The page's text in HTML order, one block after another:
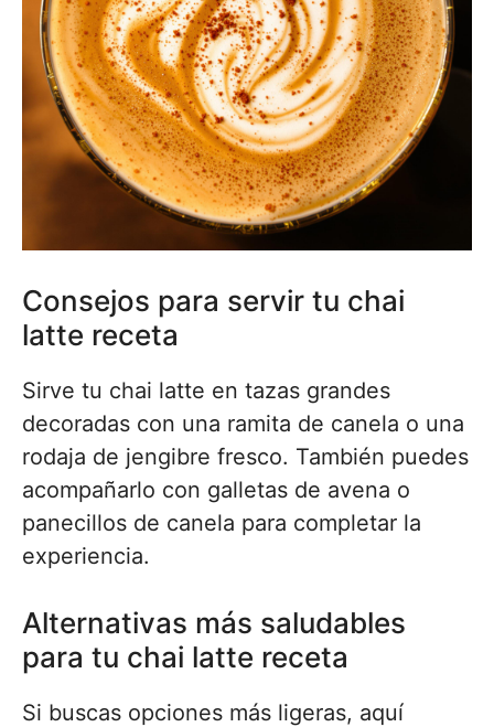
Consejos para servir tu chai
latte receta
Sirve tu chai latte en tazas grandes
decoradas con una ramita de canela o una
rodaja de jengibre fresco. También puedes
acompañarlo con galletas de avena o
panecillos de canela para completar la
experiencia.
Alternativas más saludables
para tu chai latte receta
Si buscas opciones más ligeras, aquí